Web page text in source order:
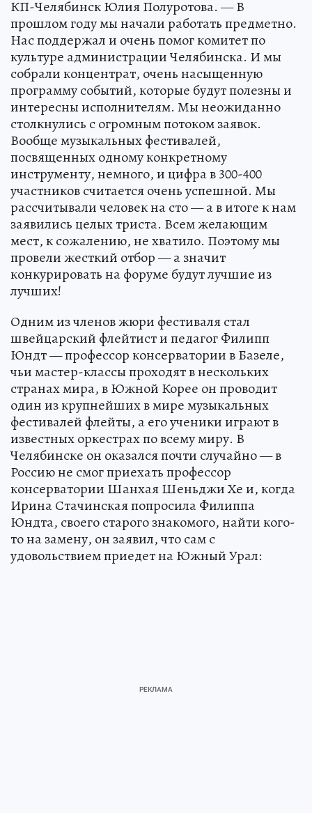
КП-Челябинск Юлия Полуротова. — В
прошлом году мы начали работать предметно.
Нас поддержал и очень помог комитет по
культуре администрации Челябинска. И мы
собрали концентрат, очень насыщенную
программу событий, которые будут полезны и
интересны исполнителям. Мы неожиданно
столкнулись с огромным потоком заявок.
Вообще музыкальных фестивалей,
посвященных одному конкретному
инструменту, немного, и цифра в 300-400
участников считается очень успешной. Мы
рассчитывали человек на сто — а в итоге к нам
заявились целых триста. Всем желающим
мест, к сожалению, не хватило. Поэтому мы
провели жесткий отбор — а значит
конкурировать на форуме будут лучшие из
лучших!
Одним из членов жюри фестиваля стал
швейцарский флейтист и педагог Филипп
Юндт — профессор консерватории в Базеле,
чьи мастер-классы проходят в нескольких
странах мира, в Южной Корее он проводит
один из крупнейших в мире музыкальных
фестивалей флейты, а его ученики играют в
известных оркестрах по всему миру. В
Челябинске он оказался почти случайно — в
Россию не смог приехать профессор
консерватории Шанхая Шеньджи Хе и, когда
Ирина Стачинская попросила Филиппа
Юндта, своего старого знакомого, найти кого-
то на замену, он заявил, что сам с
удовольствием приедет на Южный Урал: